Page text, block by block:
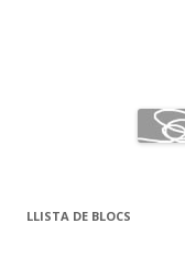
LLISTA DE BLOCS